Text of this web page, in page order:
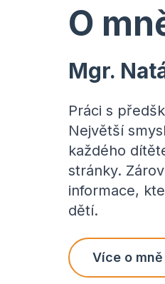
O
Mgr.
Práci s
Největší
každého
stránky.
informace,
dětí.
Více o mně